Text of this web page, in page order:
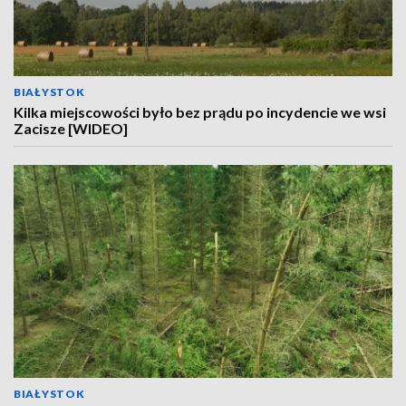
BIAŁYSTOK
Kilka miejscowości było bez prądu po incydencie we wsi
Zacisze [WIDEO]
BIAŁYSTOK